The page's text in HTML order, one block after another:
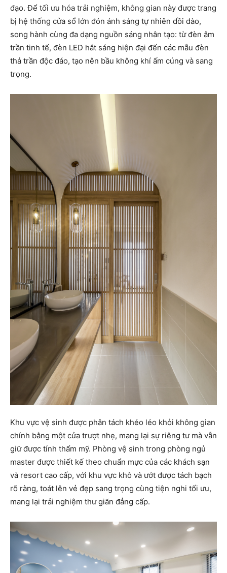
đạo. Để tối ưu hóa trải nghiệm, không gian này được trang
bị hệ thống cửa sổ lớn đón ánh sáng tự nhiên dồi dào,
song hành cùng đa dạng nguồn sáng nhân tạo: từ đèn âm
trần tinh tế, đèn LED hắt sáng hiện đại đến các mẫu đèn
thả trần độc đáo, tạo nên bầu không khí ấm cúng và sang
trọng.
Khu vực vệ sinh được phân tách khéo léo khỏi không gian
chính bằng một cửa trượt nhẹ, mang lại sự riêng tư mà vẫn
giữ được tính thẩm mỹ. Phòng vệ sinh trong phòng ngủ
master được thiết kế theo chuẩn mực của các khách sạn
và resort cao cấp, với khu vực khô và ướt được tách bạch
rõ ràng, toát lên vẻ đẹp sang trọng cùng tiện nghi tối ưu,
mang lại trải nghiệm thư giãn đẳng cấp.